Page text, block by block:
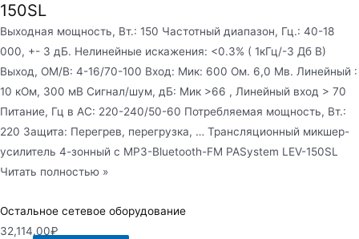
150SL
Выходная мощность, Вт.: 150 Частотный диапазон, Гц.: 40-18
000, +- 3 дБ. Нелинейные искажения: <0.3% ( 1кГц/-3 Дб В)
Выход, ОМ/В: 4-16/70-100 Вход: Мик: 600 Ом. 6,0 Мв. Линейный :
10 кОм, 300 мВ Сигнал/шум, дБ: Мик >66 , Линейный вход > 70
Питание, Гц в АС: 220-240/50-60 Потребляемая мощность, Вт.:
220 Защита: Перегрев, перегрузка, … Трансляционный микшер-
усилитель 4-зонный с MP3-Bluetooth-FM PASystem LEV-150SL
Читать полностью »
Остальное сетевое оборудование
32,114.00₽